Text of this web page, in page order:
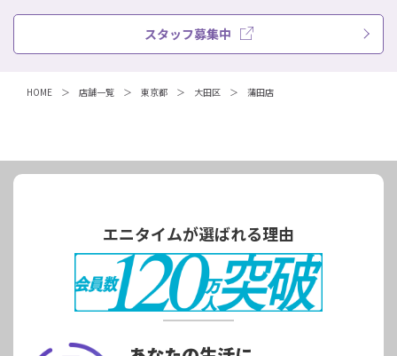
スタッフ募集中
HOME 店舗一覧 東京都 大田区 蒲田店
エニタイムが選ばれる理由